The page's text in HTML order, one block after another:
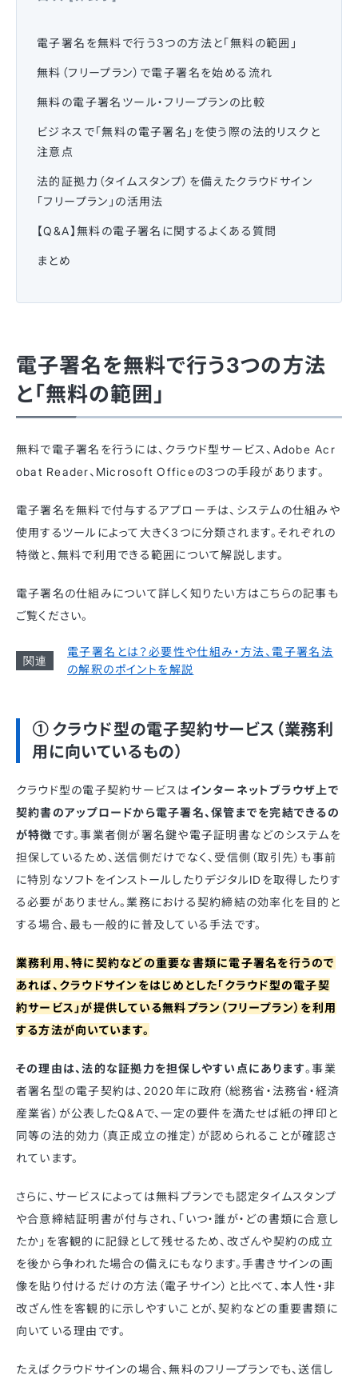
電子署名を無料で行う3つの方法と「無料の範囲」
無料（フリープラン）で電子署名を始める流れ
無料の電子署名ツール・フリープランの比較
ビジネスで「無料の電子署名」を使う際の法的リスクと
注意点
法的証拠力（タイムスタンプ）を備えたクラウドサイン
「フリープラン」の活用法
【Q&A】無料の電子署名に関するよくある質問
まとめ
電子署名を無料で行う3つの方法
と「無料の範囲」
無料で電子署名を行うには、クラウド型サービス、Adobe Acr
obat Reader、Microsoft Officeの3つの手段があります。
電子署名を無料で付与するアプローチは、システムの仕組みや
使用するツールによって大きく3つに分類されます。それぞれの
特徴と、無料で利用できる範囲について解説します。
電子署名の仕組みについて詳しく知りたい方はこちらの記事も
ご覧ください。
電子署名とは？必要性や仕組み・方法、電子署名法
の解釈のポイントを解説
① クラウド型の電子契約サービス（業務利
用に向いているもの）
クラウド型の電子契約サービスは インターネットブラウザ上で
契約書のアップロードから電子署名、保管までを完結できるの
が特徴です。事業者側が署名鍵や電子証明書などのシステムを
担保しているため、送信側だけでなく、受信側（取引先）も事前
に特別なソフトをインストールしたりデジタルIDを取得したりす
る必要がありません。業務における契約締結の効率化を目的と
する場合、最も一般的に普及している手法です。
業務利用、特に契約などの重要な書類に電子署名を行うので
あれば、クラウドサインをはじめとした「クラウド型の電子契
約サービス」が提供している無料プラン（フリープラン）を利用
する方法が向いています。
その理由は、法的な証拠力を担保しやすい点にあります。事業
者署名型の電子契約は、2020年に政府（総務省・法務省・経済
産業省）が公表したQ&Aで、一定の要件を満たせば紙の押印と
同等の法的効力（真正成立の推定）が認められることが確認さ
れています。
さらに、サービスによっては無料プランでも認定タイムスタンプ
や合意締結証明書が付与され、「いつ・誰が・どの書類に合意し
たか」を客観的に記録として残せるため、改ざんや契約の成立
を後から争われた場合の備えにもなります。手書きサインの画
像を貼り付けるだけの方法（電子サイン）と比べて、本人性・非
改ざん性を客観的に示しやすいことが、契約などの重要書類に
向いている理由です。
たえばクラウドサインの場合、無料のフリープランでも、送信し